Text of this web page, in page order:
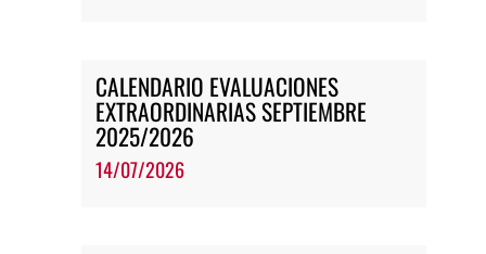
CALENDARIO EVALUACIONES
EXTRAORDINARIAS SEPTIEMBRE
2025/2026
14/07/2026